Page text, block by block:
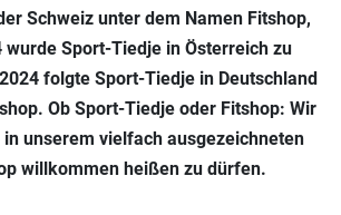
Schweiz unter dem Namen Fitshop,
wurde Sport-Tiedje in Österreich zu
folgte Sport-Tiedje in Deutschland
Ob Sport-Tiedje oder Fitshop: Wir
unserem vielfach ausgezeichneten
willkommen heißen zu dürfen.